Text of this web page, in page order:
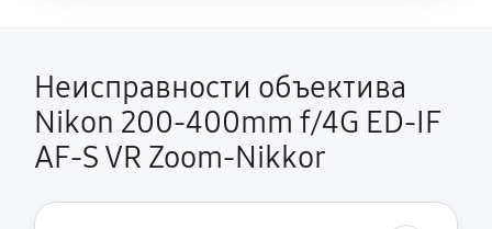
Неисправности объектива
Nikon 200-400mm f/4G ED-IF
AF-S VR Zoom-Nikkor